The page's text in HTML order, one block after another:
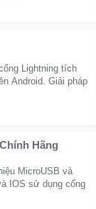
Lightning tích
Android. Giải pháp
Hãng
MicroUSB và
IOS sử dụng cổng